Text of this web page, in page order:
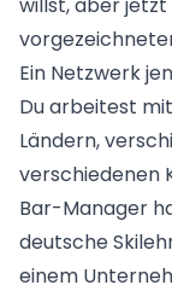
Ein Netzwerk
Du arbeitest
Ländern,
verschiedenen
Bar-Manager
deutsche
einem